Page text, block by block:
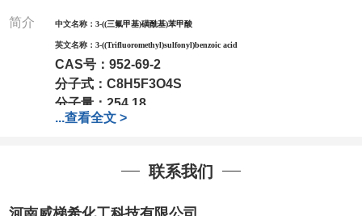
简介 中文名称： 3-((三氟甲基)磺酰基)苯甲酸
英文名称： 3-((Trifluoromethyl)sulfonyl)benzoic acid
CAS号： 952-69-2
分子式： C8H5F3O4S
分子量： 254.18
包装：1Mg ; 5Mg;10Mg ;100Mg;250Mg ;500Mg
我司对高校及科研单位先发货和
作中有用到的试剂,欢迎前来询购,如若出现质量问题,
...查看全文 >
联系我们